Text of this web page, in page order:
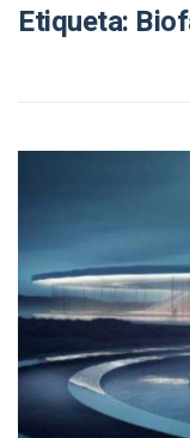
Etiqueta: